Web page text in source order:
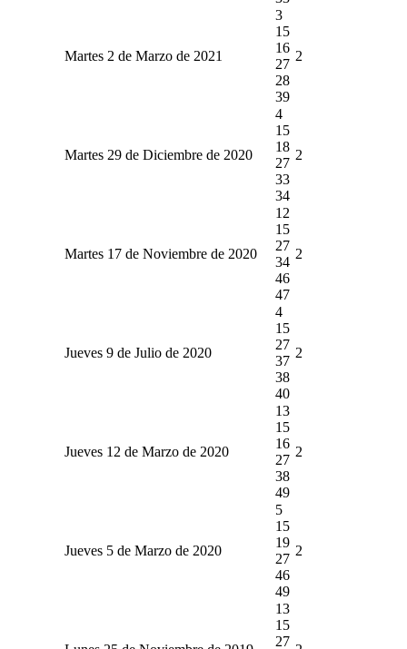
Martes 2 de Marzo de 2021
3
15
16
27
28
39
2
Martes 29 de Diciembre de 2020
4
15
18
27
33
34
2
Martes 17 de Noviembre de 2020
12
15
27
34
46
47
2
Jueves 9 de Julio de 2020
4
15
27
37
38
40
2
Jueves 12 de Marzo de 2020
13
15
16
27
38
49
2
Jueves 5 de Marzo de 2020
5
15
19
27
46
49
2
13
15
27